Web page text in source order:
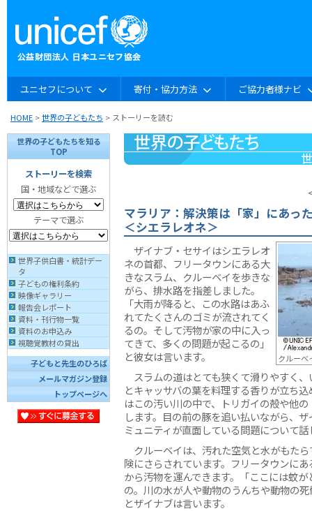
ユニセフについて 寄付・協力方法 ご協力者様ナビ
HOME >世界の子どもたち > ストーリーを読む
世界の子どもたちを知る
TOP
ストーリーを検索
国・地域などで選ぶ
テーマで選ぶ
世界子供白書・統計デー
タ
子どもの権利条約
映像ギャラリー
報告会レポート
資料・刊行物一覧
資料のお申込み
視聴覚教材の貸出
子どもと先生のひろば
メールマガジン登録
トップページへ
マラリア：解決策は「家」にあっ
＜シエラレオネ＞
クルーベ
ザイナブ・セサイはシエラレオ
ネの首都、フリータウンにある大
きなスラム、クルーベイを歩きな
がら、排水路を指差しました。
「大雨が降ると、この水路はあふ
れてたくさんのゴミが流されてく
るの。そして汚物が家の中に入っ
てきて、多くの問題が起こるの」
と彼女は言います。
スラムの道はとても狭くて滑りやすく
とキャッサバの葉を料理する香りが立ち
はこの汚い川の中で、トリガイの殻や他
します。目の前の豚を追い払いながら、
ミュニティが直面している問題について
クルーベイは、汚れた空気と水がもた
険にさらされています。フリータウンに
から汚物を運んできます。「ここには蚊
の。川の水が人や動物のうんちや動物の
とザイナブは言います。